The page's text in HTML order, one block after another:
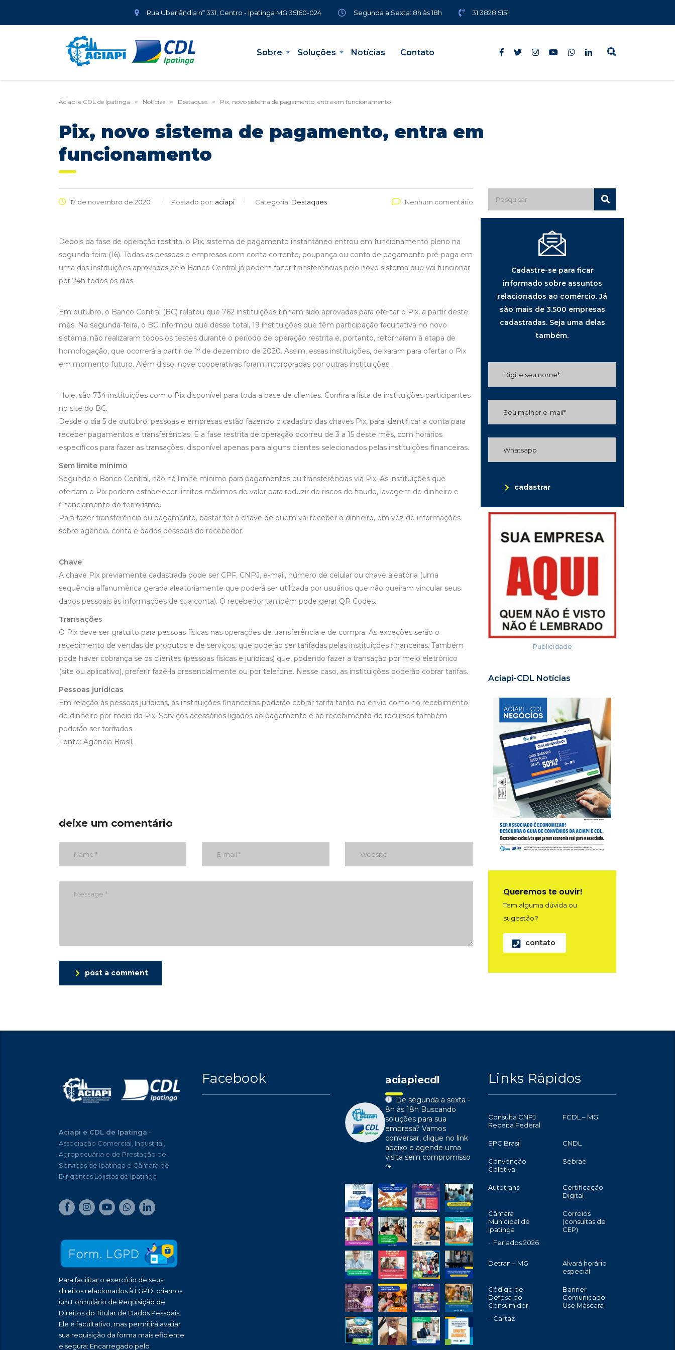
Rua Uberlândia nº 331, Centro - Ipatinga MG 35160-024 Segunda a Sexta: 8h às 18h 31 3828 5151
Sobre Soluções Notícias Contato
Aciapi e CDL de Ipatinga > Notícias > Destaques > Pix, novo sistema de pagamento, entra em funcionamento
Pix, novo sistema de pagamento, entra em
funcionamento
17 de novembro de 2020 Postado por: aciapi Categoria: Destaques Nenhum comentário
Depois da fase de operação restrita, o Pix, sistema de pagamento instantâneo entrou em funcionamento pleno na
segunda-feira (16). Todas as pessoas e empresas com conta corrente, poupança ou conta de pagamento pré-paga em
uma das instituições aprovadas pelo Banco Central já podem fazer transferências pelo novo sistema que vai funcionar
por 24h todos os dias.
Em outubro, o Banco Central (BC) relatou que 762 instituições tinham sido aprovadas para ofertar o Pix, a partir deste
mês. Na segunda-feira, o BC informou que desse total, 19 instituições que têm participação facultativa no novo
sistema, não realizaram todos os testes durante o período de operação restrita e, portanto, retornaram à etapa de
homologação, que ocorrerá a partir de 1º de dezembro de 2020. Assim, essas instituições, deixaram para ofertar o Pix
em momento futuro. Além disso, nove cooperativas foram incorporadas por outras instituições.
Hoje, são 734 instituições com o Pix disponível para toda a base de clientes. Confira a lista de instituições participantes
no site do BC.
Desde o dia 5 de outubro, pessoas e empresas estão fazendo o cadastro das chaves Pix, para identificar a conta para
receber pagamentos e transferências. E a fase restrita de operação ocorreu de 3 a 15 deste mês, com horários
específicos para fazer as transações, disponível apenas para alguns clientes selecionados pelas instituições financeiras.
Sem limite mínimo
Segundo o Banco Central, não há limite mínimo para pagamentos ou transferências via Pix. As instituições que
ofertam o Pix podem estabelecer limites máximos de valor para reduzir de riscos de fraude, lavagem de dinheiro e
financiamento do terrorismo.
Para fazer transferência ou pagamento, bastar ter a chave de quem vai receber o dinheiro, em vez de informações
sobre agência, conta e dados pessoais do recebedor.
Chave
A chave Pix previamente cadastrada pode ser CPF, CNPJ, e-mail, número de celular ou chave aleatória (uma
sequência alfanumérica gerada aleatoriamente que poderá ser utilizada por usuários que não queiram vincular seus
dados pessoais às informações de sua conta). O recebedor também pode gerar QR Codes.
Transações
O Pix deve ser gratuito para pessoas físicas nas operações de transferência e de compra. As exceções serão o
recebimento de vendas de produtos e de serviços, que poderão ser tarifadas pelas instituições financeiras. Também
pode haver cobrança se os clientes (pessoas físicas e jurídicas) que, podendo fazer a transação por meio eletrônico
(site ou aplicativo), preferir fazê-la presencialmente ou por telefone. Nesse caso, as instituições poderão cobrar tarifas.
Pessoas jurídicas
Em relação às pessoas jurídicas, as instituições financeiras poderão cobrar tarifa tanto no envio como no recebimento
de dinheiro por meio do Pix. Serviços acessórios ligados ao pagamento e ao recebimento de recursos também
poderão ser tarifados.
Fonte: Agência Brasil.
deixe um comentário
post a comment
Cadastre-se para ficar
informado sobre assuntos
relacionados ao comércio. Já
são mais de 3.500 empresas
cadastradas. Seja uma delas
também.
cadastrar
Publicidade
Aciapi-CDL Notícias
Queremos te ouvir!
Tem alguma dúvida ou
sugestão?
contato
Aciapi e CDL de Ipatinga -
Associação Comercial, Industrial,
Agropecuária e de Prestação de
Serviços de Ipatinga e Câmara de
Dirigentes Lojistas de Ipatinga
Para facilitar o exercício de seus
direitos relacionados à LGPD, criamos
um Formulário de Requisição de
Direitos do Titular de Dados Pessoais.
Ele é facultativo, mas permitirá avaliar
sua requisição da forma mais eficiente
e segura: Encarregado pelo
Facebook aciapiecdl
De segunda a sexta -
8h às 18h Buscando
soluções para sua
empresa? Vamos
conversar, clique no link
abaixo e agende uma
visita sem compromisso
↷
Links Rápidos
Consulta CNPJ
Receita Federal
FCDL – MG
SPC Brasil CNDL
Convenção
Coletiva
Sebrae
Autotrans
Certificação
Digital
Câmara
Municipal de
Ipatinga
Feriados 2026
Correios
(consultas de
CEP)
Detran – MG
Alvará horário
especial
Código de
Defesa do
Consumidor
Cartaz
Banner
Comunicado
Use Máscara